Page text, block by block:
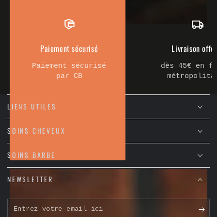
Paiement sécurisé
Paiement sécurisé
par CB
Livraison
dès 45€ en
LIENS UTILES
SOINS CHEVEUX
SOINS BARBE
NEWSLETTER
Entrez